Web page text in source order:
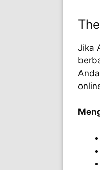
Jika